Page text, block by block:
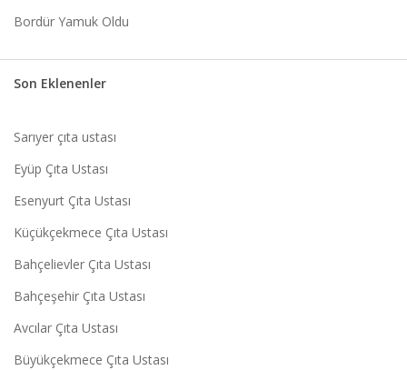
Bordür Yamuk Oldu
Son Eklenenler
Sarıyer çıta ustası
Eyüp Çıta Ustası
Esenyurt Çıta Ustası
Küçükçekmece Çıta Ustası
Bahçelievler Çıta Ustası
Bahçeşehir Çıta Ustası
Avcılar Çıta Ustası
Büyükçekmece Çıta Ustası